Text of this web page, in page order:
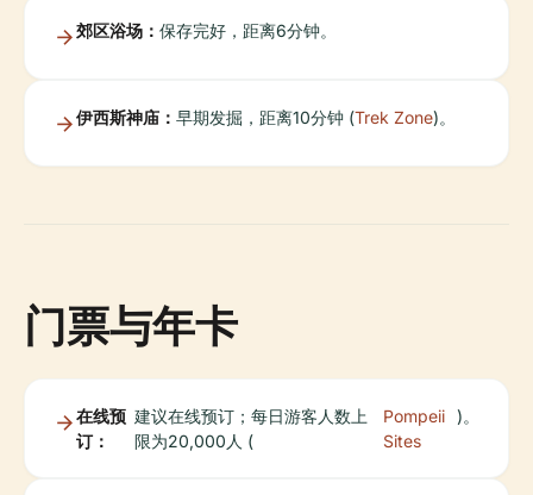
郊区浴场： 保存完好，距离6分钟。
伊西斯神庙： 早期发掘，距离10分钟 (Trek Zone)。
门票与年卡
在线预
订：
建议在线预订；每日游客人数上
限为20,000人 (
Pompeii
Sites
)。